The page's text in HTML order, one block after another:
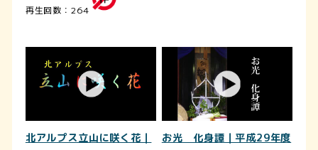
再生回数：264
北アルプス立山に咲く花｜
お光 化身譚｜平成29年度